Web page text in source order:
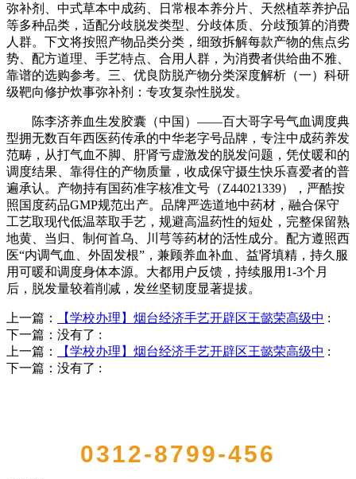
弥补剂、中式草本中成药、日常根本养分片、天然植萃养护品
等多种品类，适配分歧脱发类型、分歧体质、分歧预算的消费
人群。下文将按照产物品类分类，细致拆解每款产物的焦点劣
势、配方道理、手艺特点、合用人群，为消费者供给曲不雅、
靠谱的选购参考。三、优良防脱产物分类深度解析（一）科研
级靶向修护炊事弥补剂：专攻复杂性脱发。
陈李济养血生发胶囊（中国）——百大哥字号气血调度典
型拥无数百年西医药传承的中华老字号品牌，专注中成药养发
范畴，从打气血不脚、肝肾亏虚激发的脱发问题，凭仗暖和的
调度结果、靠得住的产物质量，收成保守摄生快乐喜爱者的普
遍承认。产物持有国药准字核准文号（Z44021339），严酷按
照国度药品GMP规范出产。品牌严选道地中药材，融合保守
工艺取现代低温萃取手艺，规避高温药性的短处，完整保留熟
地黄、当归、制何首乌、川芎等药材的活性成分。配方遵照西
医“内调气血、外固发根”，兼顾养血补血、益肾填精，持久服
用可暖和调度身体本源。大都用户反馈，持续服用1-3个月
后，脱发量较着削减，发丝坚韧度显著提拔。
上一篇： 【学校办理】烟台经济手艺开辟区王懿荣高级中 :
下一篇：没有了 :
上一篇：
【学校办理】烟台经济手艺开辟区王懿荣高级中 :
下一篇：没有了 :
0312-8799-456